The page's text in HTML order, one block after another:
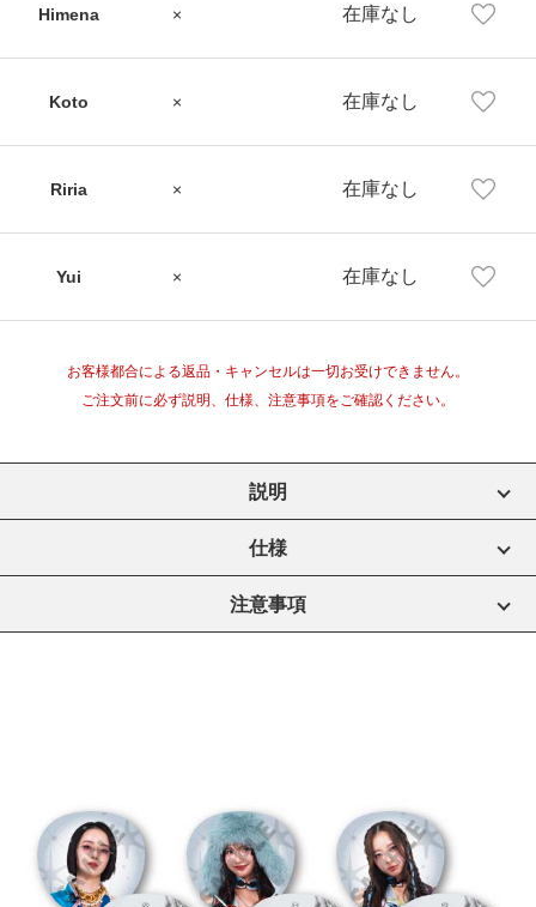
Himena × 在庫なし
Koto × 在庫なし
Riria × 在庫なし
Yui × 在庫なし
お客様都合による返品・キャンセルは一切お受けできません。
ご注文前に必ず説明、仕様、注意事項をご確認ください。
説明
仕様
注意事項